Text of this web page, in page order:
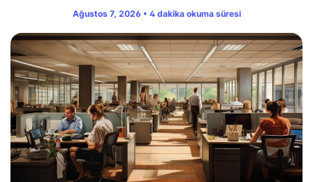
Ağustos 7, 2026 • 4 dakika okuma süresi